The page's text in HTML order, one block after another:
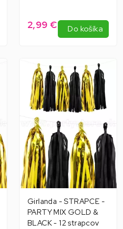
2,99 € Do košíka
Girlanda - STRAPCE -
PARTY MIX GOLD &
BLACK - 12 strapcov